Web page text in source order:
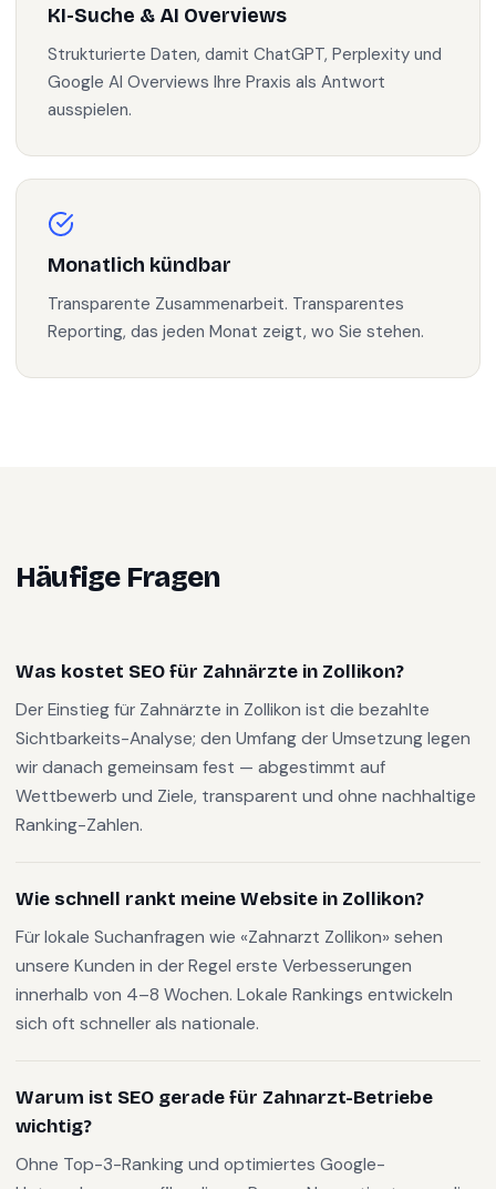
KI-Suche & AI Overviews
Strukturierte Daten, damit ChatGPT, Perplexity und
Google AI Overviews Ihre Praxis als Antwort
ausspielen.
Monatlich kündbar
Transparente Zusammenarbeit. Transparentes
Reporting, das jeden Monat zeigt, wo Sie stehen.
Häufige Fragen
Was kostet SEO für Zahnärzte in Zollikon?
Der Einstieg für Zahnärzte in Zollikon ist die bezahlte
Sichtbarkeits-Analyse; den Umfang der Umsetzung legen
wir danach gemeinsam fest — abgestimmt auf
Wettbewerb und Ziele, transparent und ohne nachhaltige
Ranking-Zahlen.
Wie schnell rankt meine Website in Zollikon?
Für lokale Suchanfragen wie «Zahnarzt Zollikon» sehen
unsere Kunden in der Regel erste Verbesserungen
innerhalb von 4–8 Wochen. Lokale Rankings entwickeln
sich oft schneller als nationale.
Warum ist SEO gerade für Zahnarzt-Betriebe
wichtig?
Ohne Top-3-Ranking und optimiertes Google-